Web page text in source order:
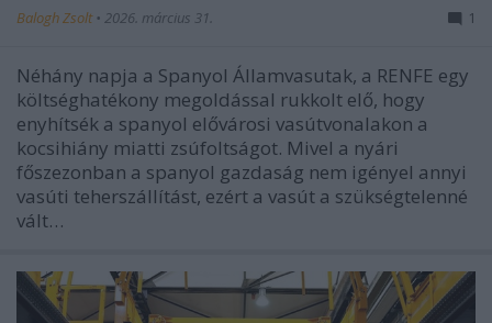
Balogh Zsolt • 2026. március 31. 1
Néhány napja a Spanyol Államvasutak, a RENFE egy
költséghatékony megoldással rukkolt elő, hogy
enyhítsék a spanyol elővárosi vasútvonalakon a
kocsihiány miatti zsúfoltságot. Mivel a nyári
főszezonban a spanyol gazdaság nem igényel annyi
vasúti teherszállítást, ezért a vasút a szükségtelenné
vált…